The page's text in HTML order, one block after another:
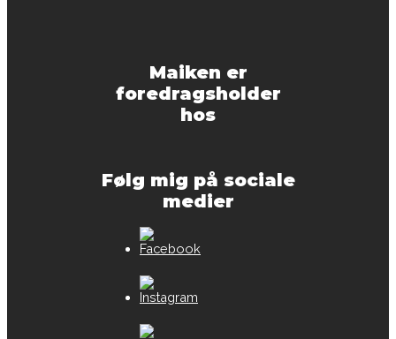
Maiken er
foredragsholder
hos
Følg mig på sociale
medier